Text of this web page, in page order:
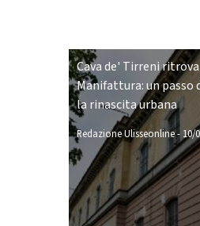
Cava de' Tirreni
Manifattura: un passo
la rinascita urbana
Redazione Ulisseonline- 10/